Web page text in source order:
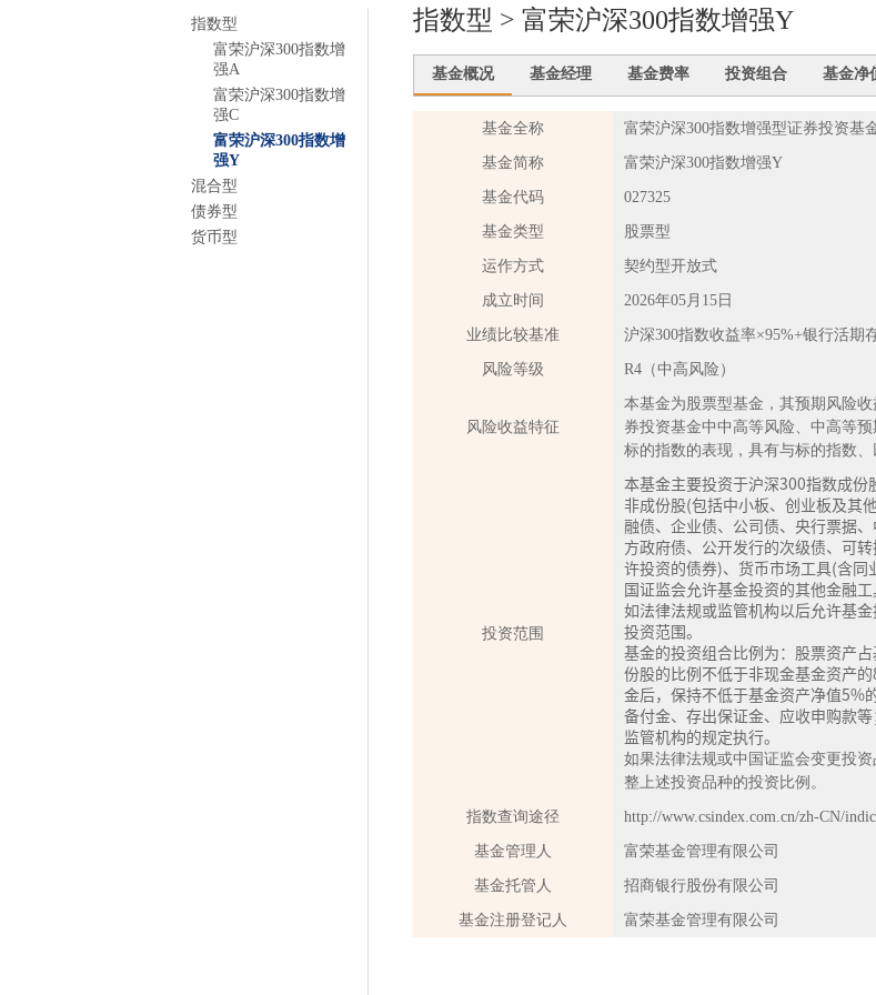
指数型
富荣沪深300指数增
强A
富荣沪深300指数增
强C
富荣沪深300指数增
强Y
混合型
债券型
货币型
指数型 > 富荣沪深300指数增强Y
基金概况 基金经理 基金费率 投资组合 基金净
基金全称 富荣沪深300指数增强型证券投资基
基金简称 富荣沪深300指数增强Y
基金代码 027325
基金类型 股票型
运作方式 契约型开放式
成立时间 2026年05月15日
业绩比较基准 沪深300指数收益率×95%+银行活期
风险等级 R4（中高风险）
风险收益特征
本基金为股票型基金，其预期风险
券投资基金中中高等风险、中高等
标的指数的表现，具有与标的指数
投资范围
本基金主要投资于沪深300指数成
非成份股(包括中小板、创业板及其
融债、企业债、公司债、央行票据
方政府债、公开发行的次级债、可
许投资的债券)、货币市场工具(含
国证监会允许基金投资的其他金融
如法律法规或监管机构以后允许基
投资范围。
基金的投资组合比例为：股票资产
份股的比例不低于非现金基金资产
金后，保持不低于基金资产净值5%
备付金、存出保证金、应收申购款
监管机构的规定执行。
如果法律法规或中国证监会变更投
整上述投资品种的投资比例。
指数查询途径 http://www.csindex.com.cn/zh-CN/
基金管理人 富荣基金管理有限公司
基金托管人 招商银行股份有限公司
基金注册登记人 富荣基金管理有限公司